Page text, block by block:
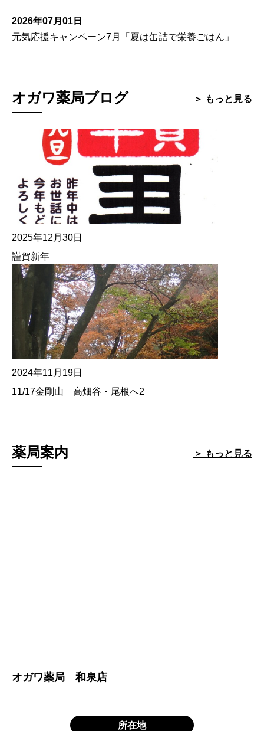
2026年07月01日
元気応援キャンペーン7月「夏は缶詰で栄養ごはん」
オガワ薬局ブログ
2025年12月30日
謹賀新年
2024年11月19日
11/17金剛山 高畑谷・尾根へ2
＞ もっと見る
薬局案内
オガワ薬局 和泉店
所在地
＞ もっと見る